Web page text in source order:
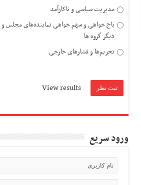
مدیریت سیاسی و ناکارآمد
باج خواهی و سهم خواهی نماینده‌های مجلس و
دیگر گروه ها
تحریم‌ها و فشارهای خارجی
View results
ورود سریع